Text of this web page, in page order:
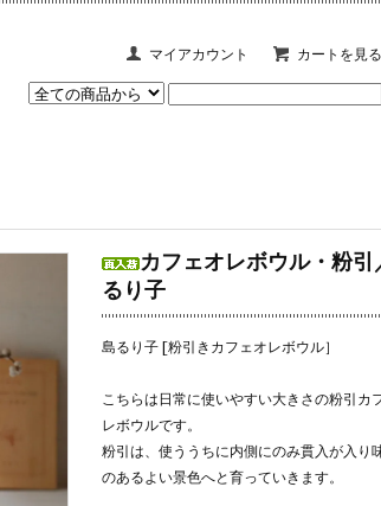
マイアカウント カートを見る
カフェオレボウル・粉引
るり子
島るり子 [粉引きカフェオレボウル］
こちらは日常に使いやすい大きさの粉引カ
レボウルです。
粉引は、使ううちに内側にのみ貫入が入り
のあるよい景色へと育っていきます。